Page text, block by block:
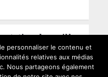
de maille
personnaliser le contenu et
relatives aux médias
Nous partageons également